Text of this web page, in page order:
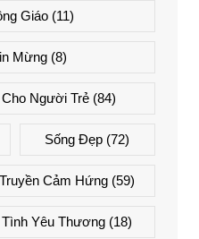
Giáo(11)
Mừng (8)
Người Trẻ (84)
Sống Đẹp (72)
Truyền Cảm Hứng(59)
Tình Yêu Thương(18)